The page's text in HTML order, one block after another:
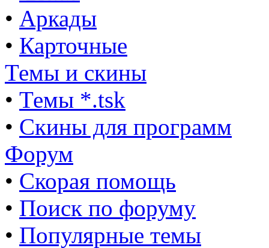
• Аркады
• Карточные
Темы и скины
• Темы *.tsk
• Скины для программ
Форум
• Скорая помощь
• Поиск по форуму
• Популярные темы